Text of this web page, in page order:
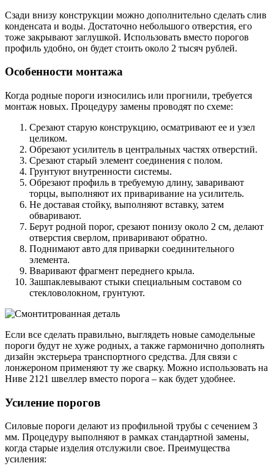
Сзади внизу конструкции можно дополнительно сделать слив
конденсата и воды. Достаточно небольшого отверстия, его
тоже закрывают заглушкой. Использовать вместо порогов
профиль удобно, он будет стоить около 2 тысяч рублей.
Особенности монтажа
Когда родные пороги износились или прогнили, требуется
монтаж новых. Процедуру замены проводят по схеме:
Срезают старую конструкцию, осматривают ее и узел
целиком.
Обрезают усилитель в центральных частях отверстий.
Срезают старый элемент соединения с полом.
Грунтуют внутренности системы.
Обрезают профиль в требуемую длину, заваривают
торцы, выполняют их приваривание на усилитель.
Не доставая стойку, выполняют вставку, затем
обваривают.
Берут родной порог, срезают понизу около 2 см, делают
отверстия сверлом, приваривают обратно.
Поднимают авто для приварки соединительного
элемента.
Вваривают фрагмент переднего крыла.
Зашпаклевывают стыки специальным составом со
стекловолокном, грунтуют.
Если все сделать правильно, выглядеть новые самодельные
пороги будут не хуже родных, а также гармонично дополнять
дизайн экстерьера транспортного средства. Для связи с
лонжероном применяют ту же сварку. Можно использовать на
Ниве 2121 швеллер вместо порога – как будет удобнее.
Усиление порогов
Силовые пороги делают из профильной трубы с сечением 3
мм. Процедуру выполняют в рамках стандартной замены,
когда старые изделия отслужили свое. Преимущества
усиления: